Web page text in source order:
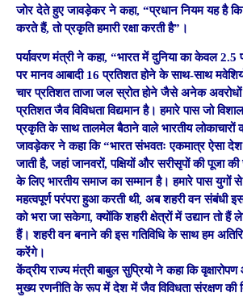
जोर देते हुए जावड़ेकर ने कहा, “प्रधान नियम यह है कि
करते हैं, तो प्रकृति हमारी रक्षा करती है”।
पर्यावरण मंत्री ने कहा, “भारत में दुनिया का केवल
पर मानव आबादी 16 प्रतिशत होने के साथ-साथ
चार प्रतिशत ताजा जल स्रोत होने जैसे अनेक अवरोधों
प्रतिशत जैव विविधता विद्यमान है। हमारे पास जो
प्रकृति के साथ तालमेल बैठाने वाले भारतीय लोकाचारों
जावड़ेकर ने कहा कि “भारत संभवतः एकमात्र ऐसा देश
जाती है, जहां जानवरों, पक्षियों और सरीसृपों की पूजा
के लिए भारतीय समाज का सम्मान है। हमारे पास युगों
महत्वपूर्ण परंपरा हुआ करती थी, अब शहरी वन संबंधी
को भरा जा सकेगा, क्योंकि शहरी क्षेत्रों में उद्यान तो
हैं। शहरी वन बनाने की इस गतिविधि के साथ हम
करेंगे।
केंद्रीय राज्य मंत्री बाबुल सुप्रियो ने कहा कि
मुख्य रणनीति के रूप में देश में जैव विविधता संरक्षण की